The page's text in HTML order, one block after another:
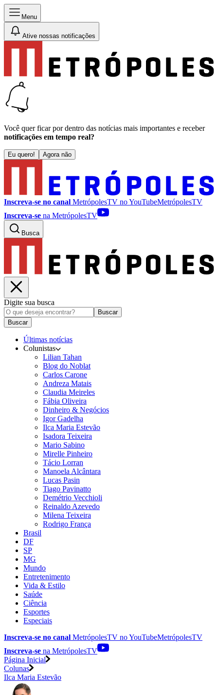
Menu
Ative nossas notificações
Você quer ficar por dentro das notícias mais importantes e receber
notificações em tempo real?
Eu quero! Agora não
Inscreva-se no canal MetrópolesTV noYouTubeMetrópolesTV
Inscreva-se na MetrópolesTV
Busca
Digite sua busca
Buscar
Buscar
Últimas notícias
Colunistas
Lilian Tahan
Blog do Noblat
Carlos Carone
Andreza Matais
Claudia Meireles
Fábia Oliveira
Dinheiro & Negócios
Igor Gadelha
Ilca Maria Estevão
Isadora Teixeira
Mario Sabino
Mirelle Pinheiro
Tácio Lorran
Manoela Alcântara
Lucas Pasin
Tiago Pavinatto
Demétrio Vecchioli
Reinaldo Azevedo
Milena Teixeira
Rodrigo França
Brasil
DF
SP
MG
Mundo
Entretenimento
Vida & Estilo
Saúde
Ciência
Esportes
Especiais
Inscreva-se no canal MetrópolesTV noYouTubeMetrópolesTV
Inscreva-se na MetrópolesTV
Página Inicial
Colunas
Ilca Maria Estevão